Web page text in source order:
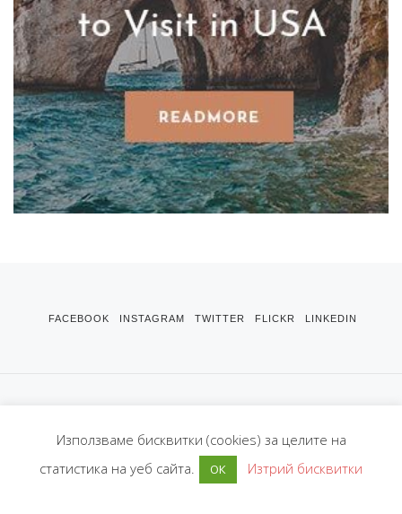
FACEBOOK INSTAGRAM TWITTER FLICKR LINKEDIN
Използваме бисквитки (cookies) за целите на
статистика на уеб сайта.
ОК Изтрий бисквитки